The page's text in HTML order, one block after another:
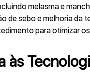
melasma e
de sebo e melhoria da
para otimizar
às